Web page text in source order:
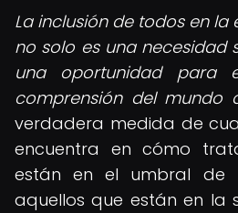
La inclusión de todos en la
no solo es una necesidad
una oportunidad para
comprensión del mundo
verdadera medida de
encuentra en cómo
están en el umbral de
aquellos que están en la